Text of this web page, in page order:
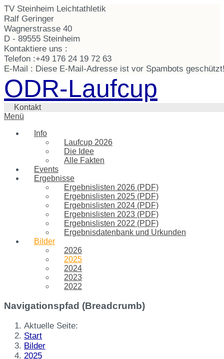
TV Steinheim Leichtathletik
Ralf Geringer
Wagnerstrasse 40
D - 89555 Steinheim
Kontaktiere uns :
Telefon :+49 176 24 19 72 63
E-Mail : Diese E-Mail-Adresse ist vor Spambots
ODR-Laufcup
Kontakt
Menü
Info
Laufcup 2026
Die Idee
Alle Fakten
Events
Ergebnisse
Ergebnislisten 2026 (PDF)
Ergebnislisten 2025 (PDF)
Ergebnislisten 2024 (PDF)
Ergebnislisten 2023 (PDF)
Ergebnislisten 2022 (PDF)
Ergebnisdatenbank und Urkunden
Bilder
2026
2025
2024
2023
2022
Navigationspfad (Breadcrumb)
Aktuelle Seite:
Start
Bilder
2025